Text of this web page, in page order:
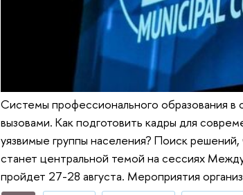
Системы профессионального образования в
вызовами. Как подготовить кадры для
уязвимые группы населения? Поиск
станет центральной темой на сессиях
пройдет 27-28 августа. Мероприятия